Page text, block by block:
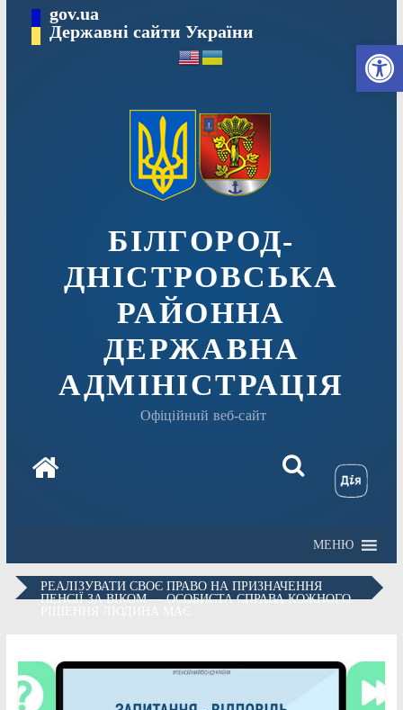
вмісту
gov.ua
Державні сайти України
БІЛГОРОД-
ДНІСТРОВСЬКА
РАЙОННА
ДЕРЖАВНА
АДМІНІСТРАЦІЯ
Офіційний веб-сайт
МЕНЮ
РЕАЛІЗУВАТИ СВОЄ ПРАВО НА ПРИЗНАЧЕННЯ
ПЕНСІЇ ЗА ВІКОМ — ОСОБИСТА СПРАВА КОЖНОГО.